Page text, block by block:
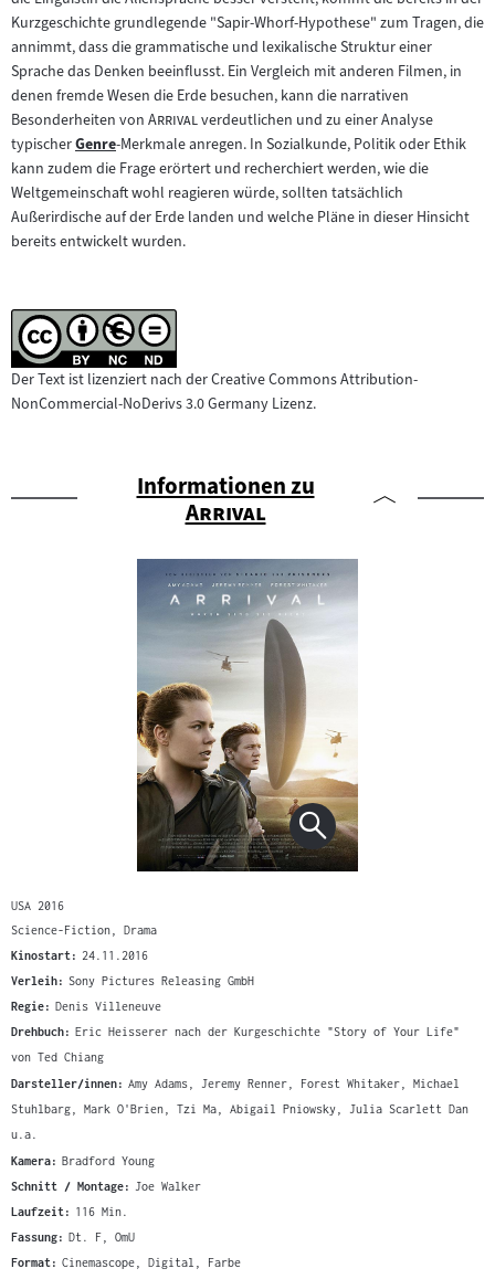
Kurzgeschichte grundlegende "Sapir-Whorf-Hypothese" zum Tragen, die
annimmt, dass die grammatische und lexikalische Struktur einer
Sprache das Denken beeinflusst. Ein Vergleich mit anderen Filmen, in
denen fremde Wesen die Erde besuchen, kann die narrativen
Besonderheiten von "
Arrival"verdeutlichen und zu einer Analyse
typischerZum
Inhalt:
Genre-Merkmale anregen. In Sozialkunde, Politik oder Ethik
kann zudem die Frage erörtert und recherchiert werden, wie die
Weltgemeinschaft wohl reagieren würde, sollten tatsächlich
Außerirdische auf der Erde landen und welche Pläne in dieser Hinsicht
bereits entwickelt wurden.
Der Text ist lizenziert nach der Creative Commons Attribution-
NonCommercial-NoDerivs 3.0 Germany Lizenz.
Informationen zu
"
Arrival"
USA 2016
Science-Fiction, Drama
Kinostart: 24.11.2016
Verleih: Sony Pictures Releasing GmbH
Regie: Denis Villeneuve
Drehbuch: Eric Heisserer nach der Kurgeschichte "Story of Your Life"
von Ted Chiang
Darsteller/innen: Amy Adams, Jeremy Renner, Forest Whitaker, Michael
Stuhlbarg, Mark O'Brien, Tzi Ma, Abigail Pniowsky, Julia Scarlett Dan
u.a.
Kamera: Bradford Young
Schnitt / Montage: Joe Walker
Laufzeit: 116 Min.
Fassung: Dt. F, OmU
Format: Cinemascope, Digital, Farbe